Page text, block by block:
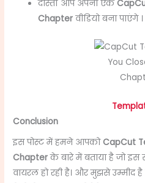
दोस्तों आप अपना एक
Chapter वीडियो बना पाएंगे ।
Conclusion
इस पोस्ट में हमने आपको CapCut
Chapterके बारे में बताया है जो इस
वायरल हो रही है। और मुझसे उम्मीद